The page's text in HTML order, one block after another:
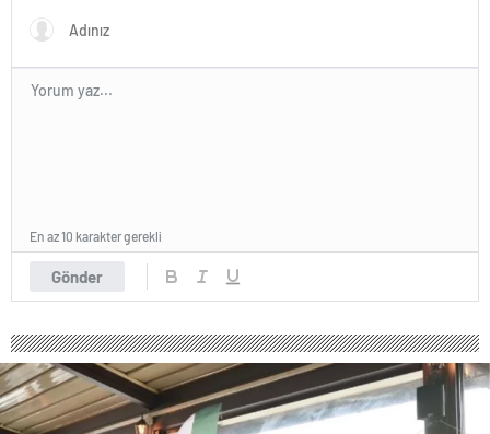
Gönder
En az 10 karakter gerekli